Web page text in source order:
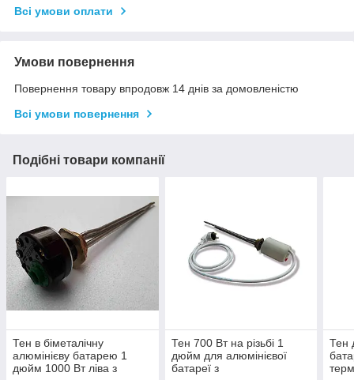
Всі умови оплати
Умови повернення
Повернення товару впродовж 14 днів за домовленістю
Всі умови повернення
Подібні товари компанії
Тен в біметалічну
алюмінієву батарею 1
дюйм 1000 Вт ліва з
Тен 700 Вт на різьбі 1
дюйм для алюмінієвої
батареї з
Тен